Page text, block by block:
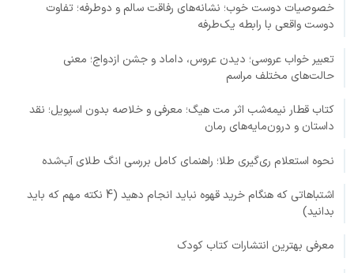
خصوصیات دوست خوب؛ نشانه‌های رفاقت سالم و دوطرفه؛ تفاوت
دوست واقعی با رابطه یک‌طرفه
تعبیر خواب عروسی؛ دیدن عروس، داماد و جشن ازدواج؛ معنی
حالت‌های مختلف مراسم
کتاب قطار نیمه‌شب اثر مت هیگ؛ معرفی و خلاصه بدون اسپویل؛ نقد
داستان و درون‌مایه‌های رمان
نحوه استعلام ری‌گیری طلا؛ راهنمای کامل بررسی انگ طلای آب‌شده
اشتباهاتی که هنگام خرید قهوه نباید انجام دهید (4 نکته مهم که باید
بدانید)
معرفی بهترین انتشارات کتاب کودک